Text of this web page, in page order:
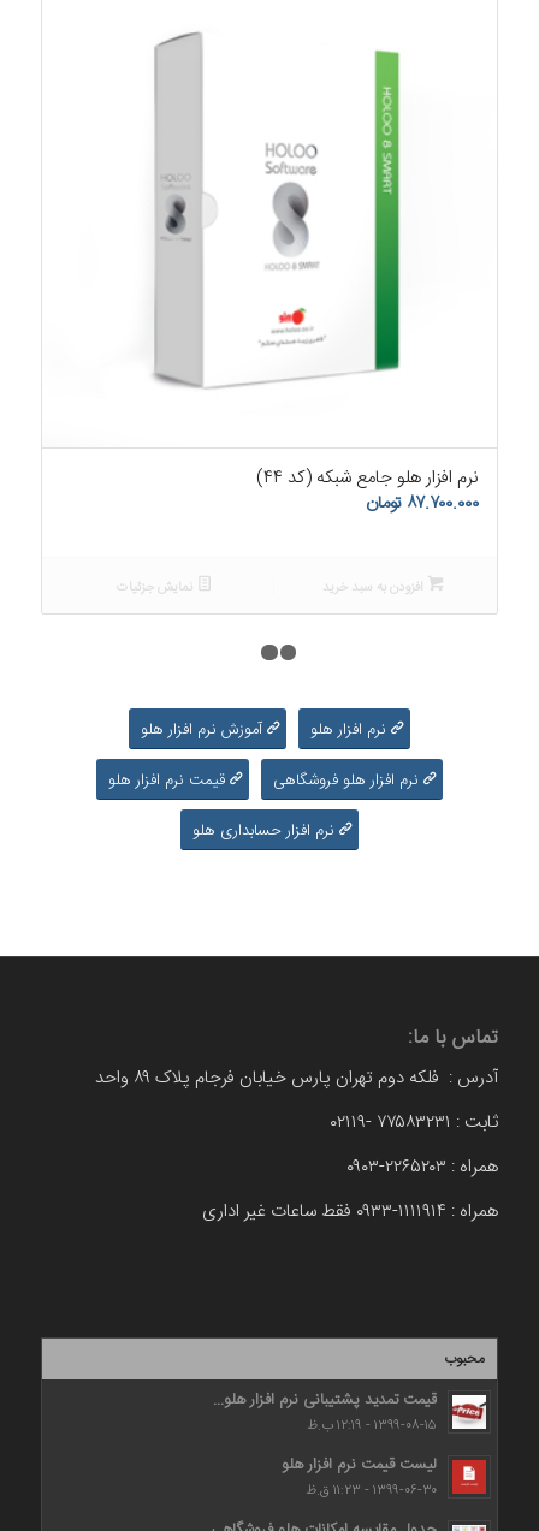
۵.۰۰
نرم افزار هلو جامع شبکه (کد ۴۴)
۸۷.۷۰۰.۰۰۰ تومان
افزودن به سبد خرید نمایش جزئیات
نرم افزار هلو
آموزش نرم افزار هلو
نرم افزار هلو فروشگاهی
قیمت نرم افزار هلو
نرم افزار حسابداری هلو
تماس با ما:
آدرس : فلکه دوم تهران پارس خیابان فرجام پلاک ۸۹ واحد
ثابت : ۷۷۵۸۳۲۳۱ -۰۲۱۱۹
همراه : ۲۲۶۵۲۰۳-۰۹۰۳
همراه : ۱۱۱۱۹۱۴-۰۹۳۳ فقط ساعات غیر اداری
محبوب
قیمت تمدید پشتیبانی نرم افزار هلو...
۱۳۹۹-۰۸-۱۵ - ۱۲:۱۹ ب.ظ
لیست قیمت نرم افزار هلو
۱۳۹۹-۰۶-۳۰ - ۱۱:۲۳ ق.ظ